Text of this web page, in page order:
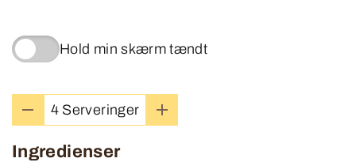
Hold min skærm tændt
4 Serveringer
Ingredienser